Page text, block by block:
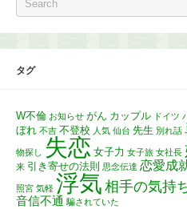
タグ
W不倫 お知らせ がん カップル ドイツ
ぼれ 不吉 不登校 人気 仙台 先生 別れ話
物探し 失恋 女子力 女子旅 女社長
来 引き寄せの法則 思念伝達 恋愛成
照宮 気軽 浮気 相手の気持
音信不通 騙されていた